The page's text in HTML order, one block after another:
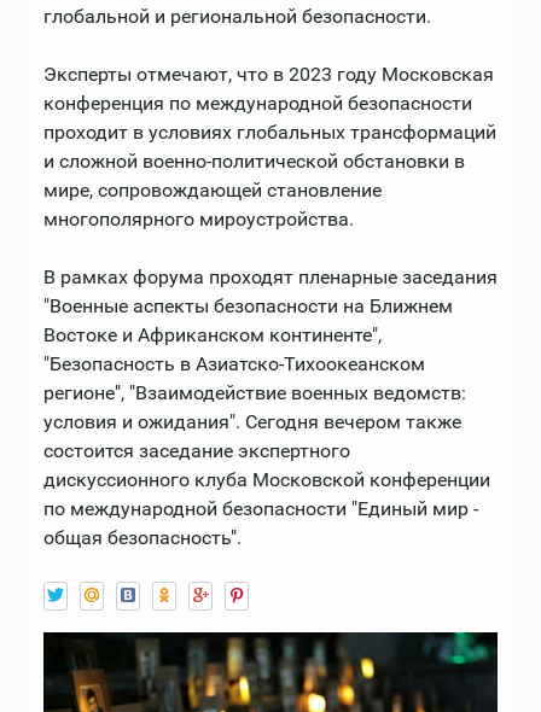
глобальной и региональной безопасности.
Эксперты отмечают, что в 2023 году Московская
конференция по международной безопасности
проходит в условиях глобальных трансформаций
и сложной военно-политической обстановки в
мире, сопровождающей становление
многополярного мироустройства.
В рамках форума проходят пленарные заседания
"Военные аспекты безопасности на Ближнем
Востоке и Африканском континенте",
"Безопасность в Азиатско-Тихоокеанском
регионе", "Взаимодействие военных ведомств:
условия и ожидания". Сегодня вечером также
состоится заседание экспертного
дискуссионного клуба Московской конференции
по международной безопасности "Единый мир -
общая безопасность".